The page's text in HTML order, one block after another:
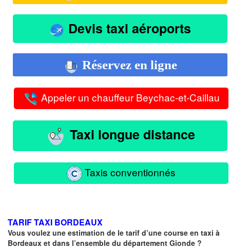
Devis taxi aéroports
Réservez en ligne
Appeler un chauffeur Beychac-et-Caillau
Taxi longue distance
Taxis conventionnés
TARIF TAXI BORDEAUX
Vous voulez une estimation de le tarif d’une course en taxi à
Bordeaux et dans l’ensemble du département Gionde ?